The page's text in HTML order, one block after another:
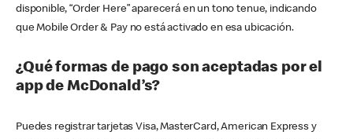
disponible, “Order Here” aparecerá en un tono tenue, indicando
que Mobile Order & Pay no está activado en esa ubicación.
¿Qué formas de pago son aceptadas por el
app de McDonald’s?
Puedes registrar tarjetas Visa, MasterCard, American Express y